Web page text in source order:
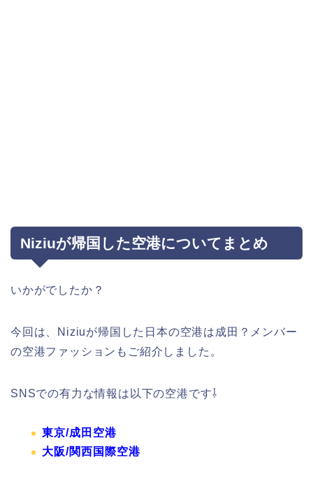
Niziuが帰国した空港についてまとめ
いかがでしたか？
今回は、Niziuが帰国した日本の空港は成田？メンバー
の空港ファッションもご紹介しました。
SNSでの有力な情報は以下の空港です⇩
東京/成田空港
大阪/関西国際空港